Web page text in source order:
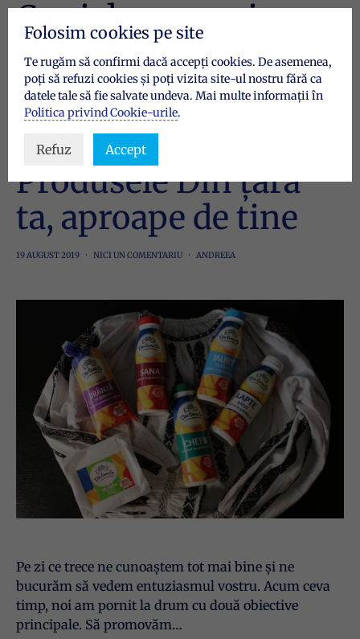
Cu și despre noi
2 POSTS
CU ȘI DESPRE NOI
Produsele Din țara
ta, aproape de tine
19 AUGUST 2019 NICI UN COMENTARIU ANDREEA
Pe zi ce trece ne cunoaștem tot mai bine și ne
bucurăm să vedem entuziasmul vostru. Acum ceva
timp, noi am pornit la drum cu două obiective
principale. Să promovăm…
Folosim cookies pe site
Te rugăm să confirmi dacă accepți cookies. De asemenea,
poți să refuzi cookies și poți vizita site-ul nostru fără ca
datele tale să fie salvate undeva. Mai multe informații în
Politica privind Cookie-urile.
Refuz Accept